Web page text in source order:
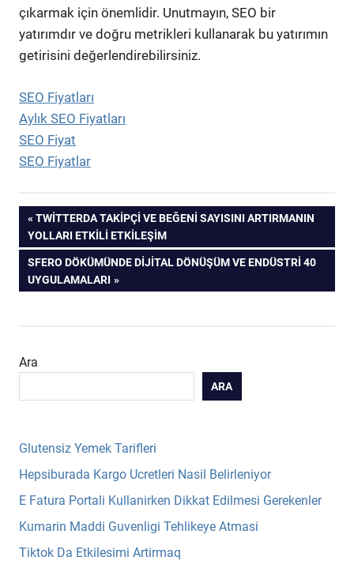
çıkarmak için önemlidir. Unutmayın, SEO bir
yatırımdır ve doğru metrikleri kullanarak bu yatırımın
getirisini değerlendirebilirsiniz.
SEO Fiyatları
Aylık SEO Fiyatları
SEO Fiyat
SEO Fiyatlar
Yazı
gezinmesi
PREVIOUS
POST:
TWITTERDA TAKIPÇI VE BEĞENI SAYISINI ARTIRMANIN
YOLLARI ETKILI ETKILEŞIM
NEXT
POST:
SFERO DÖKÜMÜNDE DIJITAL DÖNÜŞÜM VE ENDÜSTRI 40
UYGULAMALARI
Ara
ARA
Glutensiz Yemek Tarifleri
Hepsiburada Kargo Ucretleri Nasil Belirleniyor
E Fatura Portali Kullanirken Dikkat Edilmesi Gerekenler
Kumarin Maddi Guvenligi Tehlikeye Atmasi
Tiktok Da Etkilesimi Artirmaq